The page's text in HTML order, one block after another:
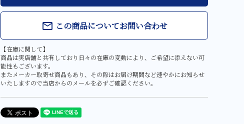
mail_outline この商品についてお問い合わせ
【在庫に関して】
商品は実店舗と共有しており日々の在庫の変動により、ご希望に添えない可
能性もございます。
またメーカー取寄せ商品もあり、その際はお届け期間など速やかにお知らせ
いたしますので当店からのメールを必ずご確認ください。